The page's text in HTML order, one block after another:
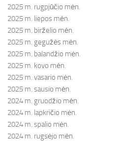
2025 m. rugpjūčio mėn.
2025 m. liepos mėn.
2025 m. birželio mėn.
2025 m. gegužės mėn.
2025 m. balandžio mėn.
2025 m. kovo mėn.
2025 m. vasario mėn.
2025 m. sausio mėn.
2024 m. gruodžio mėn.
2024 m. lapkričio mėn.
2024 m. spalio mėn.
2024 m. rugsėjo mėn.